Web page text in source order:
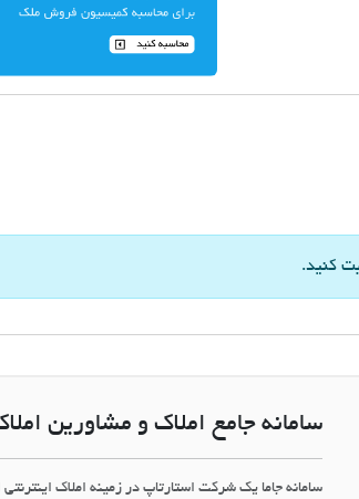
کنید.
سامانه جامع املاک و مشاورین
سامانه جاما یک شرکت استارتاپ در زمینه املاک